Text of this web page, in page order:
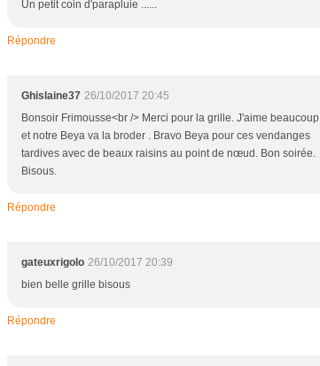
Un petit coin d'parapluie ......
Répondre
Ghislaine37 26/10/2017 20:45
Bonsoir Frimousse<br /> Merci pour la grille. J'aime beaucoup
et notre Beya va la broder . Bravo Beya pour ces vendanges
tardives avec de beaux raisins au point de nœud. Bon soirée.
Bisous.
Répondre
gateuxrigolo 26/10/2017 20:39
bien belle grille bisous
Répondre